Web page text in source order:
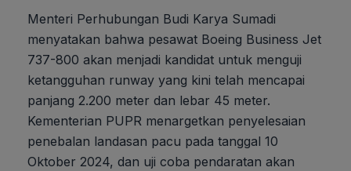
Menteri Perhubungan Budi Karya Sumadi
menyatakan bahwa pesawat Boeing Business Jet
737-800 akan menjadi kandidat untuk menguji
ketangguhan runway yang kini telah mencapai
panjang 2.200 meter dan lebar 45 meter.
Kementerian PUPR menargetkan penyelesaian
penebalan landasan pacu pada tanggal 10
Oktober 2024, dan uji coba pendaratan akan